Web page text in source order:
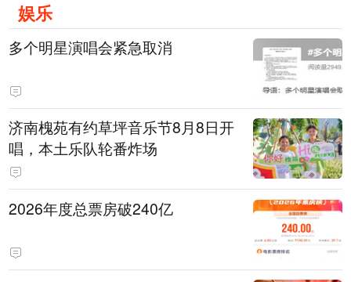
娱乐
多个明星演唱会紧急取消
济南槐苑有约草坪音乐节8月8日开
唱，本土乐队轮番炸场
2026年度总票房破240亿